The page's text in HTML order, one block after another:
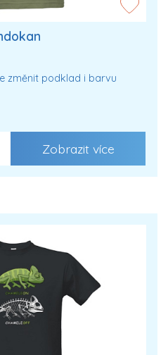
změnit podklad i barvu
Zobrazit více